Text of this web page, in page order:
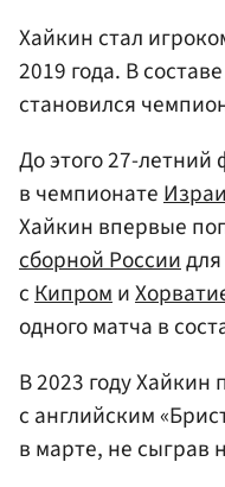
Хайкин стал
2019 года. В
становился
До этого 27-летний
в чемпионате
Хайкин впервые
сборной России
сКипроми
одного матча в
В 2023 году Хайкин
с английским
в марте, не сыграв